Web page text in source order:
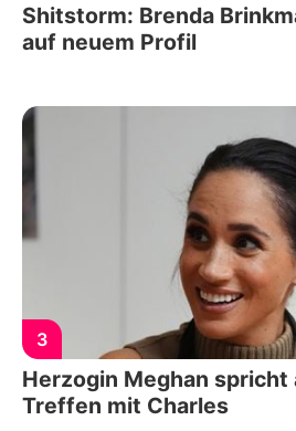
Shitstorm: Brenda
auf neuem Profil
3
Herzogin Meghan
Treffen mit Charles